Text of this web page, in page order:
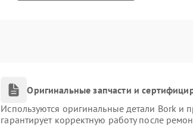
Оригинальные запчасти и
Используются оригинальные детали Bork
гарантирует корректную работу после